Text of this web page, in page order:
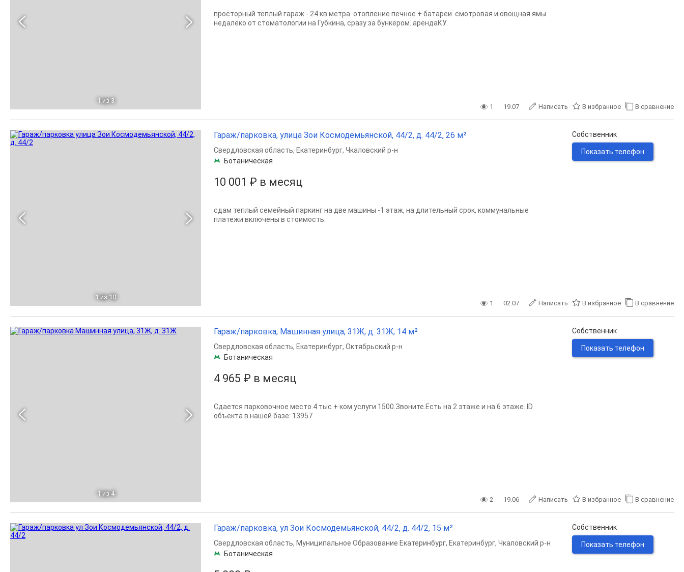
1 из 3
просторный тёплый гараж - 24 кв.метра. отопление печное + батареи. смотровая и овощная ямы.
недалёко от стоматологии на Губкина, сразу за бункером. арендаКУ
1 19.07 Написать В избранное В сравнение
1 из 10
Гараж/парковка, улица Зои Космодемьянской, 44/2, д. 44/2, 26 м²
10 001 ₽ в месяц
Свердловская область, Екатеринбург, Чкаловский р-н
Ботаническая
сдам теплый семейный паркинг на две машины -1 этаж, на длительный срок, коммунальные
платежи включены в стоимость.
Собственник
Показать телефон
1 02.07 Написать В избранное В сравнение
1 из 4
Гараж/парковка, Машинная улица, 31Ж, д. 31Ж, 14 м²
4 965 ₽ в месяц
Свердловская область, Екатеринбург, Октябрьский р-н
Ботаническая
Сдается парковочное место.4 тыс + ком.услуги 1500.Звоните.Есть на 2 этаже и на 6 этаже. ID
объекта в нашей базе: 13957
Собственник
Показать телефон
2 19.06 Написать В избранное В сравнение
Гараж/парковка, ул Зои Космодемьянской, 44/2, д. 44/2, 15 м²
Свердловская область, Муниципальное Образование Екатеринбург, Екатеринбург, Чкаловский р-н
Ботаническая
Собственник
Показать телефон